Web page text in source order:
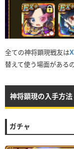
全ての神将顕現戦友は
替えて使う場面がある
神将顕現の入手方法
ガチャ